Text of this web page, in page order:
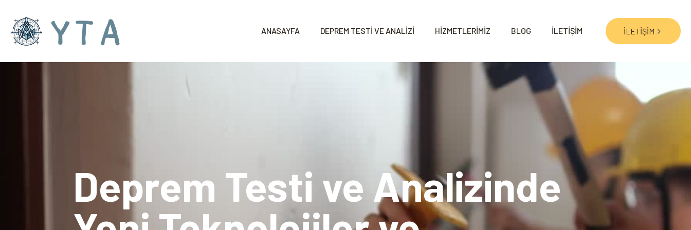
ANASAYFA DEPREM TESTİ VE ANALİZİ HİZMETLERİMİZ BLOG İLETİŞİM İLETİŞİM
Deprem Testi ve Analizinde